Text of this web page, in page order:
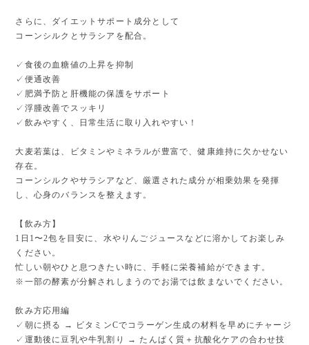
さらに、ダイエットサポート成分として
コーンシルクとサラシアを配合。
✓食後の血糖値の上昇を抑制
✓便通改善
✓肥満予防と肝機能の保護をサポート
✓ 浮腫改善でスッキリ
✓ 飲みやすく、日常生活に取り入れやすい！
大麦若葉は、ビタミンやミネラルが豊富で、健康維持に欠かせない
存在。
コーンシルクやサラシアなど、厳選された成分が相乗効果を発揮
し、心身のバランスを整えます。
【飲み方】
1日1〜2包を目安に、水やりんごジュースなどに溶かしてお楽しみ
ください。
忙しい朝やひと息つきたい時に、手軽に栄養補給ができます。
※一部の酵素が分解されしまうのでお湯では飲まないでください。
飲み方応用編
✓朝に摂る → ビタミンCでコラーゲン生成の材料を早めにチャージ
✓運動後に豆乳や牛乳割り → たんぱく質＋抗酸化ケアの合わせ技